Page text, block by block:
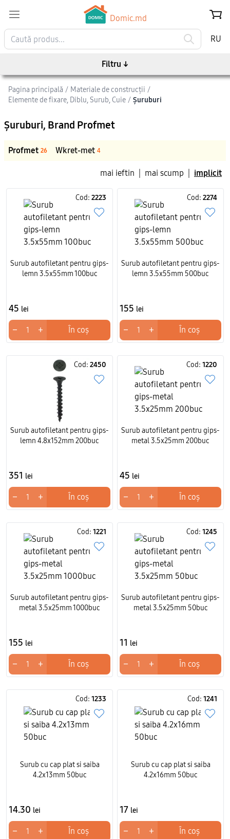
Domic.md
RU
Pagina principală / Materiale de construcții /
Elemente de fixare, Diblu, Surub, Cuie / Șuruburi
Șuruburi, Brand Profmet
Profmet 26 Wkret-met 4
mai ieftin mai scump implicit
Cod: 2223
Surub autofiletant pentru gips-
lemn 3.5x55mm 100buc
45 lei
− + În coș
Cod: 2274
Surub autofiletant pentru gips-
lemn 3.5x55mm 500buc
155 lei
− + În coș
Cod: 2450
Surub autofiletant pentru gips-
lemn 4.8x152mm 200buc
351 lei
− + În coș
Cod: 1220
Surub autofiletant pentru gips-
metal 3.5x25mm 200buc
45 lei
− + În coș
Cod: 1221
Surub autofiletant pentru gips-
metal 3.5x25mm 1000buc
155 lei
− + În coș
Cod: 1245
Surub autofiletant pentru gips-
metal 3.5x25mm 50buc
11 lei
− + În coș
Cod: 1233
Surub cu cap plat si saiba
4.2x13mm 50buc
14.30 lei
− + În coș
Cod: 1241
Surub cu cap plat si saiba
4.2x16mm 50buc
17 lei
− + În coș
Filtru ↓